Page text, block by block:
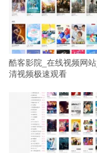
酷客影院_在线视频网
清视频极速观看